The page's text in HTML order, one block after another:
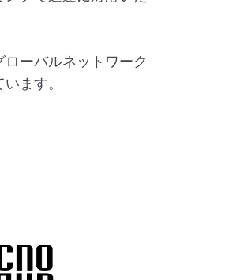
ーバルネットワーク
ます。